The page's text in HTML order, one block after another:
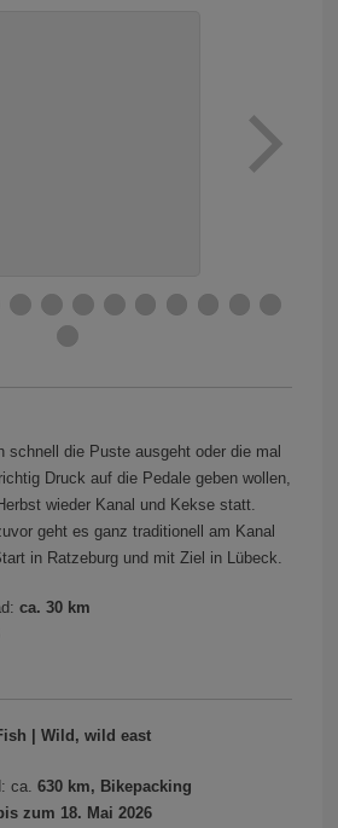
schnell die Puste ausgeht oder die mal
Druck auf die Pedale geben wollen,
wieder Kanal und Kekse statt.
geht es ganz traditionell am Kanal
in Ratzeburg und mit Ziel in Lübeck.
ca. 30 km
| Wild, wild east
ca. 630 km, Bikepacking
zum 18. Mai 2026